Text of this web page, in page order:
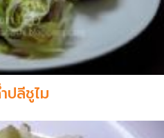
ปลีชูไม